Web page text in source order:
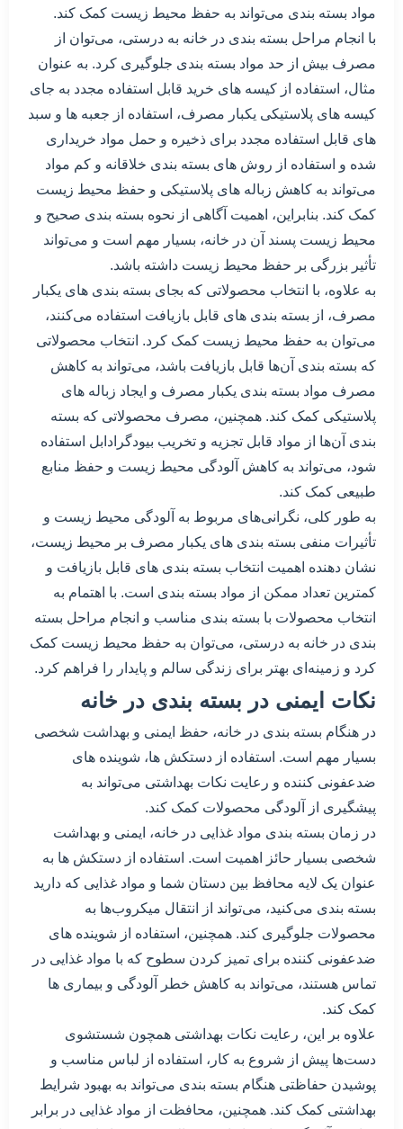
مواد بسته بندی می‌تواند به حفظ محیط زیست کمک کند.
با انجام مراحل بسته بندی در خانه به درستی، می‌توان از
مصرف بیش از حد مواد بسته بندی جلوگیری کرد. به عنوان
مثال، استفاده از کیسه های خرید قابل استفاده مجدد به جای
کیسه های پلاستیکی یکبار مصرف، استفاده از جعبه ها و سبد
های قابل استفاده مجدد برای ذخیره و حمل مواد خریداری
شده و استفاده از روش های بسته بندی خلاقانه و کم مواد
می‌تواند به کاهش زباله های پلاستیکی و حفظ محیط زیست
کمک کند. بنابراین، اهمیت آگاهی از نحوه بسته بندی صحیح و
محیط زیست پسند آن در خانه، بسیار مهم است و می‌تواند
تأثیر بزرگی بر حفظ محیط زیست داشته باشد.
به علاوه، با انتخاب محصولاتی که بجای بسته بندی های یکبار
مصرف، از بسته بندی های قابل بازیافت استفاده می‌کنند،
می‌توان به حفظ محیط زیست کمک کرد. انتخاب محصولاتی
که بسته بندی آن‌ها قابل بازیافت باشد، می‌تواند به کاهش
مصرف مواد بسته بندی یکبار مصرف و ایجاد زباله های
پلاستیکی کمک کند. همچنین، مصرف محصولاتی که بسته
بندی آن‌ها از مواد قابل تجزیه و تخریب بیودگرادابل استفاده
شود، می‌تواند به کاهش آلودگی محیط زیست و حفظ منابع
طبیعی کمک کند.
به طور کلی، نگرانی‌های مربوط به آلودگی محیط زیست و
تأثیرات منفی بسته بندی های یکبار مصرف بر محیط زیست،
نشان دهنده اهمیت انتخاب بسته بندی های قابل بازیافت و
کمترین تعداد ممکن از مواد بسته بندی است. با اهتمام به
انتخاب محصولات با بسته بندی مناسب و انجام مراحل بسته
بندی در خانه به درستی، می‌توان به حفظ محیط زیست کمک
کرد و زمینه‌ای بهتر برای زندگی سالم و پایدار را فراهم کرد.
نکات ایمنی در بسته بندی در خانه
در هنگام بسته بندی در خانه، حفظ ایمنی و بهداشت شخصی
بسیار مهم است. استفاده از دستکش ها، شوینده های
ضدعفونی کننده و رعایت نکات بهداشتی می‌تواند به
پیشگیری از آلودگی محصولات کمک کند.
در زمان بسته بندی مواد غذایی در خانه، ایمنی و بهداشت
شخصی بسیار حائز اهمیت است. استفاده از دستکش ها به
عنوان یک لایه محافظ بین دستان شما و مواد غذایی که دارید
بسته بندی می‌کنید، می‌تواند از انتقال میکروب‌ها به
محصولات جلوگیری کند. همچنین، استفاده از شوینده های
ضدعفونی کننده برای تمیز کردن سطوح که با مواد غذایی در
تماس هستند، می‌تواند به کاهش خطر آلودگی و بیماری ها
کمک کند.
علاوه بر این، رعایت نکات بهداشتی همچون شستشوی
دست‌ها پیش از شروع به کار، استفاده از لباس مناسب و
پوشیدن حفاظتی هنگام بسته بندی می‌تواند به بهبود شرایط
بهداشتی کمک کند. همچنین، محافظت از مواد غذایی در برابر